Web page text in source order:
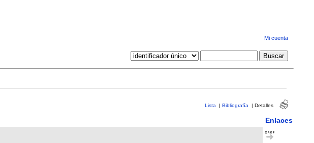
Mi cuenta
Lista | Bibliografía | Detalles
Enlaces